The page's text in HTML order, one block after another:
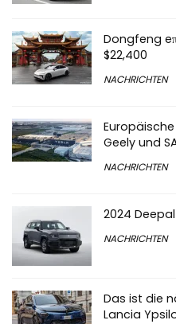
Dongfeng
$22,400
NACHRICHTEN
Geely und
NACHRICHTEN
2024 Deepal
NACHRICHTEN
Das ist die
Lancia